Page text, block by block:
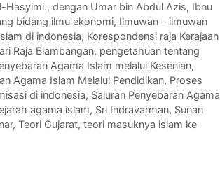
Hasyimi., dengan Umar bin Abdul Azis, Ibnu
bidang ilmu ekonomi, Ilmuwan – ilmuwan
di indonesia, Korespondensi raja Kerajaan
Raja Blambangan, pengetahuan tentang
Agama Islam melalui Kesenian,
Agama Islam Melalui Pendidikan, Proses
di indonesia, Saluran Penyebaran Agama
agama islam, Sri Indravarman, Sunan
, Teori Gujarat, teori masuknya islam ke